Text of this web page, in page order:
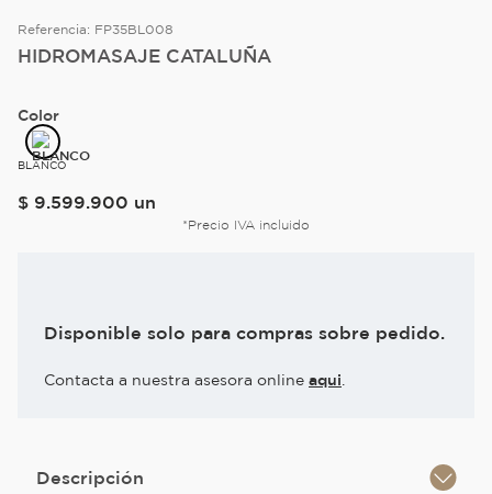
Referencia: FP35BL008
HIDROMASAJE CATALUÑA
Color
BLANCO
$ 9.599.900 un
*Precio IVA incluido
Disponible solo para compras sobre pedido.
Contacta a nuestra asesora online aqui
Descripción